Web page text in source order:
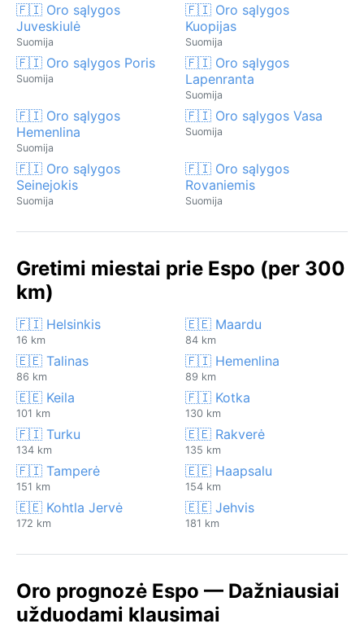
🇫🇮 Oro sąlygos
Juveskiulė
Suomija
🇫🇮 Oro sąlygos
Kuopijas
Suomija
🇫🇮 Oro sąlygos Poris
Suomija
🇫🇮 Oro sąlygos
Lapenranta
Suomija
🇫🇮 Oro sąlygos
Hemenlina
Suomija
🇫🇮 Oro sąlygos Vasa
Suomija
🇫🇮 Oro sąlygos
Seinejokis
Suomija
🇫🇮 Oro sąlygos
Rovaniemis
Suomija
Gretimi miestai prie Espo (per 300
km)
🇫🇮 Helsinkis
16 km
🇪🇪 Maardu
84 km
🇪🇪 Talinas
86 km
🇫🇮 Hemenlina
89 km
🇪🇪 Keila
101 km
🇫🇮 Kotka
130 km
🇫🇮 Turku
134 km
🇪🇪 Rakverė
135 km
🇫🇮 Tamperė
151 km
🇪🇪 Haapsalu
154 km
🇪🇪 Kohtla Jervė
172 km
🇪🇪 Jehvis
181 km
Oro prognozė Espo — Dažniausiai
užduodami klausimai